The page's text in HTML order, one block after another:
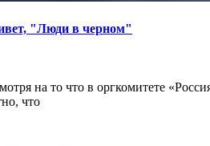
"Люди в черном"
на то что в оргкомитете
что